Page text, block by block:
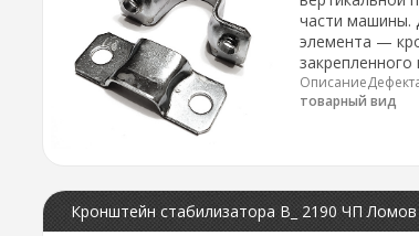
части машины.
элемента —
товарный вид
Кронштейн стабилизатора В_ 2190 ЧП